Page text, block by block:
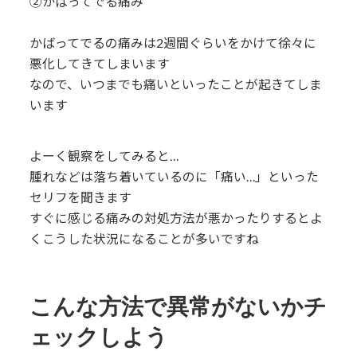
かばってでるの痛みは2週間ぐらいをかけて徐々に
悪化してきてしまいます
なので、いつまでも痛いといったことが起きてしま
います
よーく観察をしてみると…
腫れなどは落ち着いているのに「痛い…」といった
セリフを聞きます
すぐに感じる痛みの対処方法が悪かったりするとよ
くこうした状況になることが多いですね
こんな方法で異常がないかチ
ェックしよう